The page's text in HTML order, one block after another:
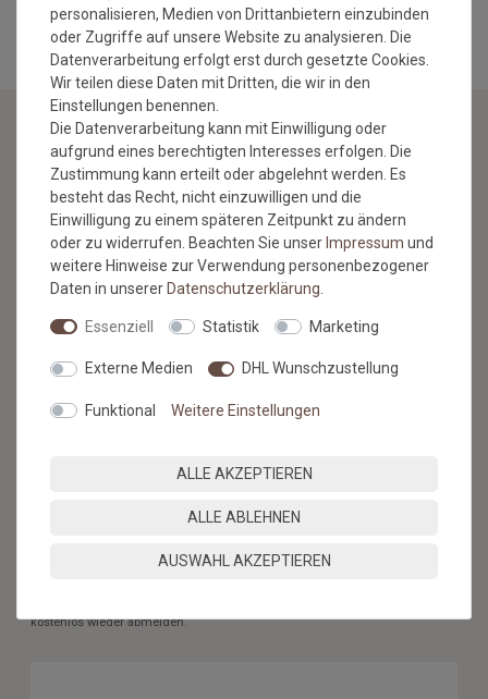
NEWSLETTER
Jetzt anmelden: Profitieren Sie von aktuellen Angeboten
und erfahren Sie von den neuesten Produkten als
erstes.*
NACHNAME
E-MAIL **
Newsletter
Honig
Hiermit bestätige ich, dass ich dieDaten­schutz­erklärung
** Hierbei handelt es sich um ein Pflichtfeld.
* Mit der Anmeldung für den Newsletter erklären Sie sich damit
kostenlos wieder abmelden.
personalisieren, Medien von Drittanbietern einzubinden
oder Zugriffe auf unsere Website zu analysieren. Die
Datenverarbeitung erfolgt erst durch gesetzte Cookies.
Wir teilen diese Daten mit Dritten, die wir in den
Einstellungen benennen.
Die Datenverarbeitung kann mit Einwilligung oder
aufgrund eines berechtigten Interesses erfolgen. Die
Zustimmung kann erteilt oder abgelehnt werden. Es
besteht das Recht, nicht einzuwilligen und die
Einwilligung zu einem späteren Zeitpunkt zu ändern
oder zu widerrufen. Beachten Sie unserImpressum und
weitere Hinweise zur Verwendung personenbezogener
Daten in unsererDaten­schutz­erklärung
Essenziell Statistik Marketing
Externe Medien DHL Wunschzustellung
Funktional Weitere Einstellungen
ALLE AKZEPTIEREN
ALLE ABLEHNEN
AUSWAHL AKZEPTIEREN